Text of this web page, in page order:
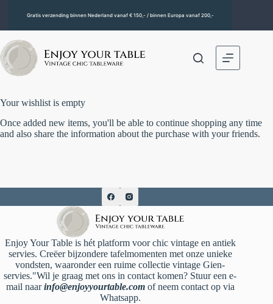
Gratis verzending binnen Nederland vanaf € 150,- / binnen Europa vanaf 200,-
Your wishlist is empty
Once added new items, you'll be able to continue shopping any time
and also share the information about the purchase with your friends.
Enjoy Your Table is hét platform voor chic vintage en antiek
servies. Creëer bijzondere tafelmomenten met onze unieke
vondsten, waaronder een ruime collectie vintage Gien-
servies."Wil je graag met ons in contact komen? Stuur een e-
mail naarinfo@enjoyyourtable.comof neem contact op via
Whatsapp.